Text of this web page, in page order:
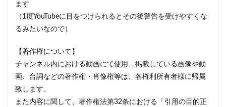
ます
（1度YouTubeに目をつけられるとその後警告を受けやすくな
るみたいなので）
【著作権について】
チャンネル内における動画にて使用、掲載している画像や動
画、台詞などの著作権・肖像権等は、各権利所有者様に帰属
致します。
また内容に関して、著作権法第32条における「引用の目的正